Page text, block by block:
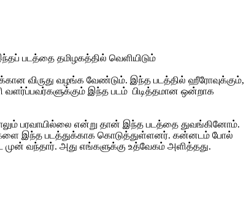
படத்தை தமிழகத்தில் வெளியிடும்
விருது வழங்க வேண்டும். இந்த படத்தில் ஹீரோவுக்கும்,
வளர்ப்பவர்களுக்கும் இந்த படம் பிடித்தமான ஒன்றாக
பரவாயில்லை என்று தான் இந்த படத்தை துவங்கினோம்.
இந்த படத்துக்காக கொடுத்துள்ளனர். கன்னடம் போல்
வந்தார். அது எங்களுக்கு உத்வேகம் அளித்தது.